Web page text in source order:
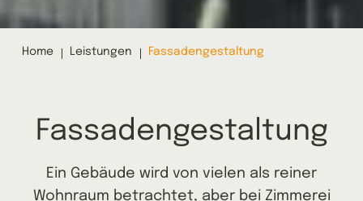
Home Leistungen Fassadengestaltung
Fassadengestaltung
Ein Gebäude wird von vielen als reiner
Wohnraum betrachtet, aber bei Zimmerei